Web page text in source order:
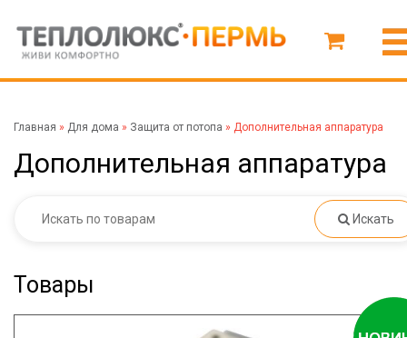
Главная » Для дома » Защита от потопа » Дополнительная аппаратура
Дополнительная аппаратура
Искать
Товары